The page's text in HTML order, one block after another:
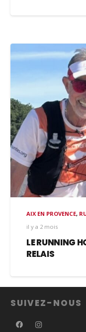
AIX EN PROVENCE,
il y a 2 mois
LE RUNNING
RELAIS
SUIVEZ-NOUS